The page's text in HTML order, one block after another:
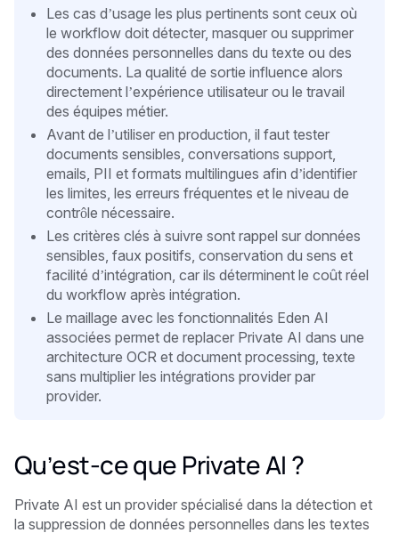
Les cas d’usage les plus pertinents sont ceux où
le workflow doit détecter, masquer ou supprimer
des données personnelles dans du texte ou des
documents. La qualité de sortie influence alors
directement l’expérience utilisateur ou le travail
des équipes métier.
Avant de l’utiliser en production, il faut tester
documents sensibles, conversations support,
emails, PII et formats multilingues afin d’identifier
les limites, les erreurs fréquentes et le niveau de
contrôle nécessaire.
Les critères clés à suivre sont rappel sur données
sensibles, faux positifs, conservation du sens et
facilité d’intégration, car ils déterminent le coût réel
du workflow après intégration.
Le maillage avec les fonctionnalités Eden AI
associées permet de replacer Private AI dans une
architecture OCR et document processing, texte
sans multiplier les intégrations provider par
provider.
Qu’est-ce que Private AI ?
Private AI est un provider spécialisé dans la détection et
la suppression de données personnelles dans les textes